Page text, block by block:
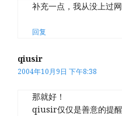
补充一点，我从没上过
回复
qiusir
2004年10月9日 下午8:38
那就好！
qiusir仅仅是善意的提醒